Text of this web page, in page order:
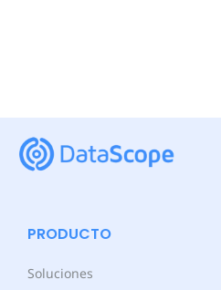
PRODUCTO
Soluciones